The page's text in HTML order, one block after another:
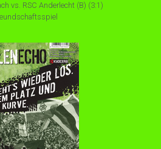
vs. RSC Anderlecht (B) (3:1)